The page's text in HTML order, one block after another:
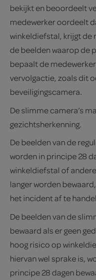
bekijkt en beoordeelt
medewerker oordeelt
winkeldiefstal, krijgt de
de beelden waarop de
bepaalt de
vervolgactie, zoals dit
beveiligingscamera.
De slimme camera’s
gezichtsherkenning.
De beelden van de
worden in principe 28
winkeldiefstal of
langer worden
het incident af te
De beelden van de
bewaard als er geen
hoog risico op
hiervan wel sprake is,
principe 28 dagen